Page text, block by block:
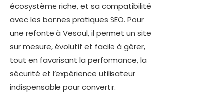
écosystème riche, et sa compatibilité
avec les bonnes pratiques SEO. Pour
une refonte à Vesoul, il permet un site
sur mesure, évolutif et facile à gérer,
tout en favorisant la performance, la
sécurité et l’expérience utilisateur
indispensable pour convertir.